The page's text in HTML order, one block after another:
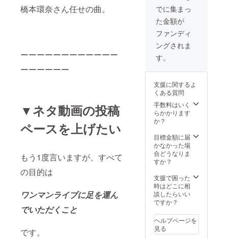
橋本環奈さん任せの曲。
ーーーーーーーーーーーー
ーーーーーー
▼ネタ動画の投稿
ペースを上げたい
もう1度言いますが、すべて
の目的は
ワンマンライブに足を運ん
でいただくこと
です。
でに集まっ
た金額が
ファンディ
ングされま
す。
支援に関するよ
くある質問
手数料はいく
らかかります
か？
目標金額に届
かなかった場
合どうなりま
すか？
支援で困った
時はどこに相
談したらいい
ですか？
ヘルプページを
見る